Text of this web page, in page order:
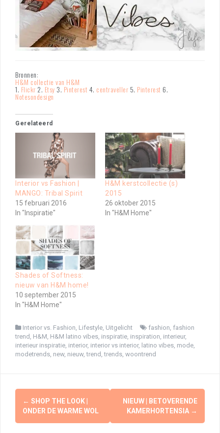
Bronnen:
H&M collectie van H&M
1. Flickr 2. Etsy 3. Pinterest4. centraveller 5. Pinterest 6.
Notesondesign
Gerelateerd
Interior vs Fashion |
MANGO: Tribal Spirit
15 februari 2016
In "Inspiratie"
H&M kerstcollectie (s)
2015
26 oktober 2015
In "H&M Home"
Shades of Softness:
nieuw van H&M home!
10 september 2015
In "H&M Home"
Interior vs. Fashion, Lifestyle, Uitgelicht fashion, fashion
trend , H&M, H&M latino vibes, inspiratie, inspiration, interieur,
interieur inspiratie, interior, interior vs interior, latino vibes, mode,
modetrends, new, nieuw,trend ,trends, woontrend
Berichtnavigatie
← SHOP THE LOOK |
ONDER DE WARME WOL
NIEUW | BETOVERENDE
KAMERHORTENSIA →